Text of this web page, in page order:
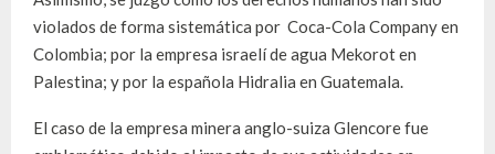
violados de forma sistemática por Coca-Cola Company en
Colombia; por la empresa israelí de agua Mekorot en
Palestina; y por la española Hidralia en Guatemala.
El caso de la empresa minera anglo-suiza Glencore fue